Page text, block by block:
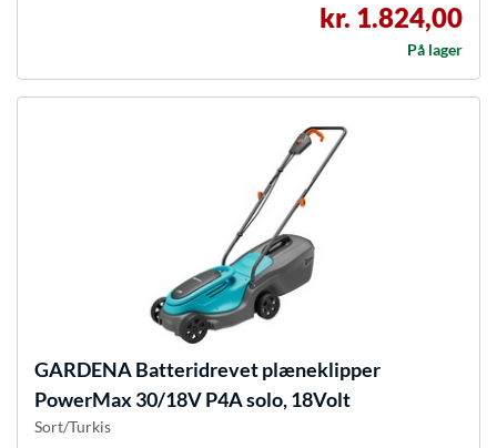
kr. 1.824,00
På lager
GARDENABatteridrevet plæneklipper
PowerMax 30/18V P4A solo, 18Volt
Sort/Turkis